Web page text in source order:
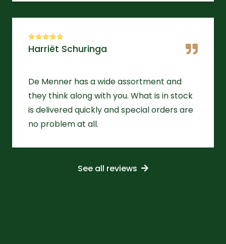
Harriët Schuringa
De Menner has a wide assortment and
they think along with you. What is in stock
is delivered quickly and special orders are
no problem at all.
See all reviews